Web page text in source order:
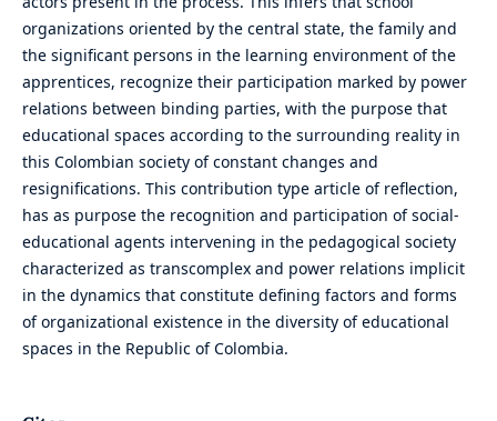
organizations oriented by the central state, the family and
the significant persons in the learning environment of the
apprentices, recognize their participation marked by power
relations between binding parties, with the purpose that
educational spaces according to the surrounding reality in
this Colombian society of constant changes and
resignifications. This contribution type article of reflection,
has as purpose the recognition and participation of social-
educational agents intervening in the pedagogical society
characterized as transcomplex and power relations implicit
in the dynamics that constitute defining factors and forms
of organizational existence in the diversity of educational
spaces in the Republic of Colombia.